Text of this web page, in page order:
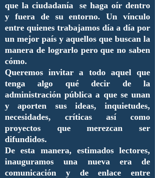
que la ciudadanía se haga oír dentro
y fuera de su entorno. Un vínculo
entre quienes trabajamos día a día por
un mejor país y aquellos que buscan la
manera de lograrlo pero que no saben
cómo.
Queremos invitar a todo aquel que
tenga algo qué decir de la
administración pública a que se unan
y aporten sus ideas, inquietudes,
necesidades, críticas así como
proyectos que merezcan ser
difundidos.
De esta manera, estimados lectores,
inauguramos una nueva era de
comunicación y de enlace entre